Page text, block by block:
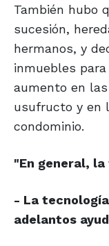
También hubo
sucesión,
hermanos, y
inmuebles
aumento en
usufructo y en
condominio.
"En general, la
- La
adelantos